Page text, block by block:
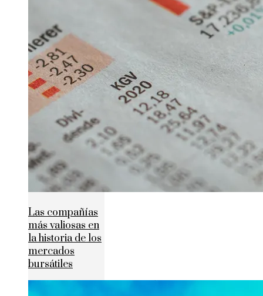
Las compañías
más valiosas en
la historia de los
mercados
bursátiles